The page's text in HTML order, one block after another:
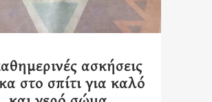
ασκήσεις
στο σπίτι για καλό